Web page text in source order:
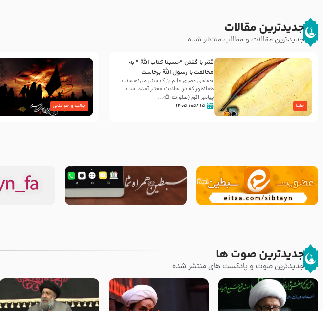
جدیدترین مقالات
جدیدترین مقالات و مطالب منتشر شده
خلفا
عُمَر با گفتن “حسبنا كتاب اللّه ” به
مخالفت با رسول اللّه برخاست
خفاجی مصری عالم بزرگ سنی می‌نویسد :
همانطور که در احادیث معتبر آمده است،
پیامبر اکرم (صلوات اللّه...
۱۵ /۰۵/ ۱۴۰۵ جالب و خواندنی
جدیدترین صوت ها
جدیدترین صوت و پادکست های منتشر شده